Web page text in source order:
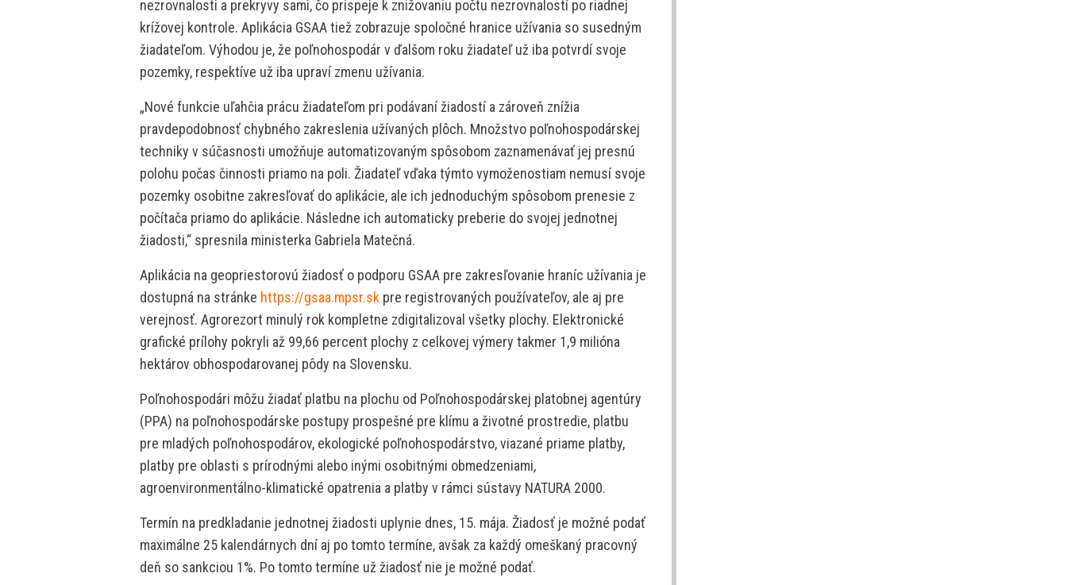
nezrovnalosti a prekryvy sami, čo prispeje k znižovaniu počtu nezrovnalostí po riadnej
krížovej kontrole. Aplikácia GSAA tiež zobrazuje spoločné hranice užívania so susedným
žiadateľom. Výhodou je, že poľnohospodár v ďalšom roku žiadateľ už iba potvrdí svoje
pozemky, respektíve už iba upraví zmenu užívania.
„Nové funkcie uľahčia prácu žiadateľom pri podávaní žiadostí a zároveň znížia
pravdepodobnosť chybného zakreslenia užívaných plôch. Množstvo poľnohospodárskej
techniky v súčasnosti umožňuje automatizovaným spôsobom zaznamenávať jej presnú
polohu počas činnosti priamo na poli. Žiadateľ vďaka týmto vymoženostiam nemusí svoje
pozemky osobitne zakresľovať do aplikácie, ale ich jednoduchým spôsobom prenesie z
počítača priamo do aplikácie. Následne ich automaticky preberie do svojej jednotnej
žiadosti,“ spresnila ministerka Gabriela Matečná.
Aplikácia na geopriestorovú žiadosť o podporu GSAA pre zakresľovanie hraníc užívania je
dostupná na stránke https://gsaa.mpsr.sk pre registrovaných používateľov, ale aj pre
verejnosť. Agrorezort minulý rok kompletne zdigitalizoval všetky plochy. Elektronické
grafické prílohy pokryli až 99,66 percent plochy z celkovej výmery takmer 1,9 milióna
hektárov obhospodarovanej pôdy na Slovensku.
Poľnohospodári môžu žiadať platbu na plochu od Poľnohospodárskej platobnej agentúry
(PPA) na poľnohospodárske postupy prospešné pre klímu a životné prostredie, platbu
pre mladých poľnohospodárov, ekologické poľnohospodárstvo, viazané priame platby,
platby pre oblasti s prírodnými alebo inými osobitnými obmedzeniami,
agroenvironmentálno-klimatické opatrenia a platby v rámci sústavy NATURA 2000.
Termín na predkladanie jednotnej žiadosti uplynie dnes, 15. mája. Žiadosť je možné podať
maximálne 25 kalendárnych dní aj po tomto termíne, avšak za každý omeškaný pracovný
deň so sankciou 1%. Po tomto termíne už žiadosť nie je možné podať.